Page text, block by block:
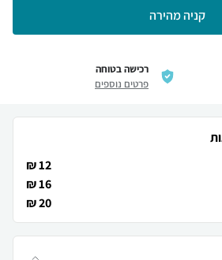
קניה מהירה
רכישה בטוחה
פרטים נוספים
12 ₪
16 ₪
20 ₪